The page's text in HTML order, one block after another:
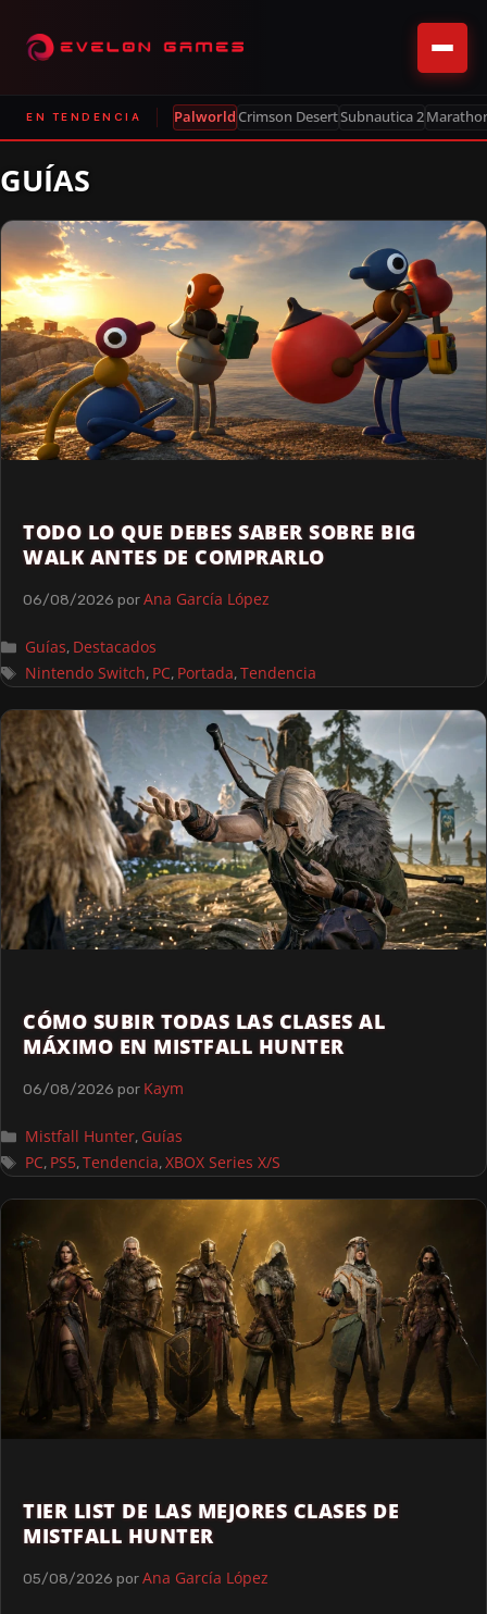
EN TENDENCIA PalworldCrimson DesertSubnautica 2
GUÍAS
TODO LO QUE DEBES SABER SOBRE BIG
WALK ANTES DE COMPRARLO
06/08/2026 porAna García López
Guías, Destacados
Nintendo Switch, PC, Portada,Tendencia
CÓMO SUBIR TODAS LAS CLASES AL
MÁXIMO EN MISTFALL HUNTER
06/08/2026 por Kaym
Mistfall Hunter, Guías
PC, PS5,Tendencia,XBOX Series X/S
TIER LIST DE LAS MEJORES CLASES DE
MISTFALL HUNTER
05/08/2026 porAna García López